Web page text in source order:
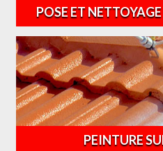
POSE ET
PEINTURE